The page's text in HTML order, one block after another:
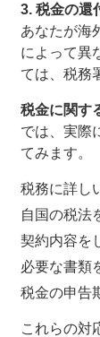
3. 税金の還
あなたが海
によって異
ては、税務
税金に関す
では、実際
てみます。
税務に詳し
自国の税法
契約内容を
必要な書類
税金の申告
これらの対